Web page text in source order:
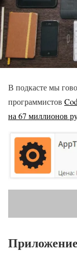
В подкасте мы
программистов
на 67 миллионов